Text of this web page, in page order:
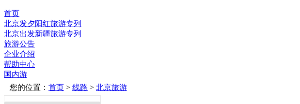
首页
北京发夕阳红旅游专列
北京出发新疆旅游专列
旅游公告
企业介绍
帮助中心
国内游
您的位置： 首页 > 线路 > 北京旅游